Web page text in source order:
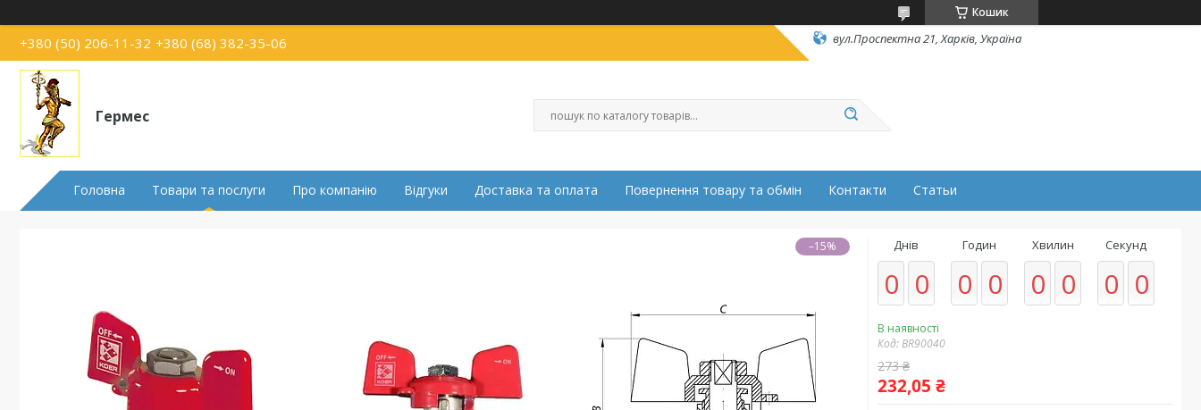
Кошик
+380 (50) 206-11-32 +380 (68) 382-35-06 вул.Проспектна 21, Харків, Україна
Гермес
Головна Товари та послуги Про компанію Відгуки Доставка та оплата Повернення товару та обмін Контакти Статьи
–15% Днів
0 0
Годин
0 0
Хвилин
0 0
Секунд
0 0
В наявності
Код:BR90040
273 ₴
232,05 ₴